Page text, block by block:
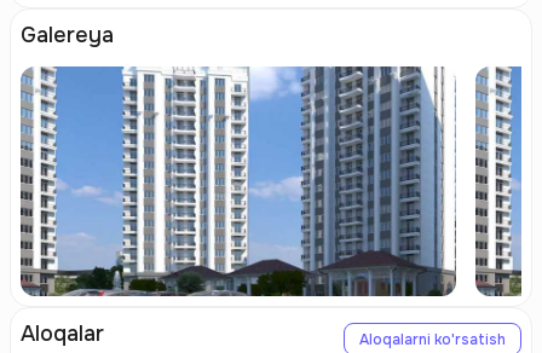
Galereya
Aloqalar Aloqalarni ko'rsatish